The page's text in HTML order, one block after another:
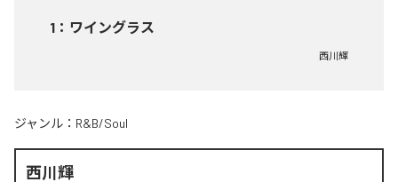
1 ： ワイングラス
西川輝
ジャンル： R&B/Soul
西川輝